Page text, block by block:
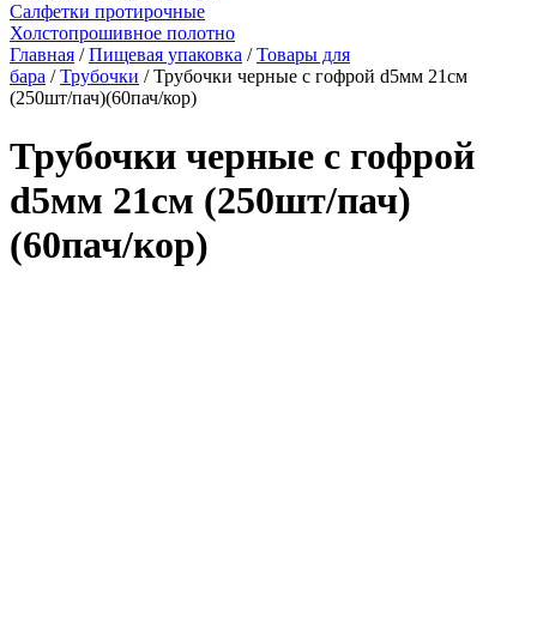
Салфетки протирочные
Холстопрошивное полотно
Главная /Пищевая упаковка /Товары для
бара /Трубочки / Трубочки черные с гофрой d5мм 21см
(250шт/пач)(60пач/кор)
Трубочки черные с гофрой
d5мм 21см (250шт/пач)
(60пач/кор)